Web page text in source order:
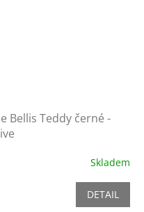
Bellis Teddy černé -
Skladem
DETAIL